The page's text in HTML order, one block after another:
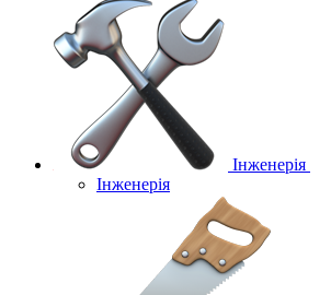
Інженерія
Інженерія